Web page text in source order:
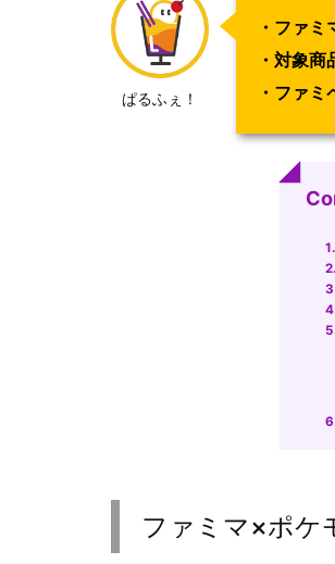
ぱるふぇ！
・ファ
・対象
・ファ
1.
2.
ファミマ×ポケ